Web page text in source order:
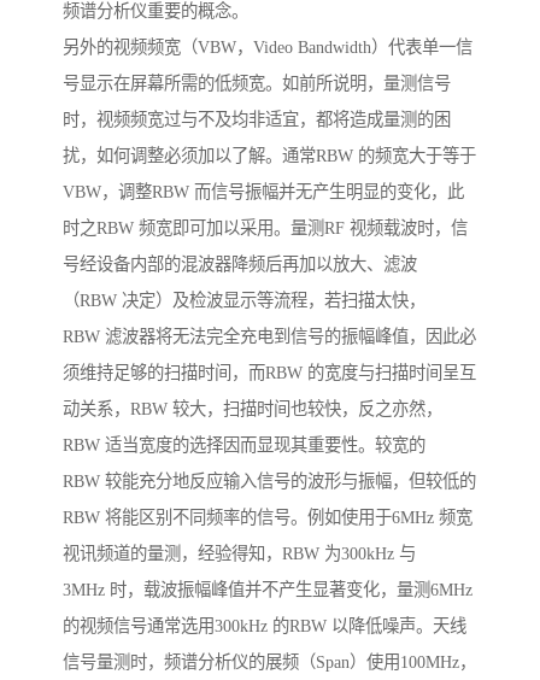
频谱分析仪重要的概念。
另外的视频频宽（VBW，Video Bandwidth）代表单一信
号显示在屏幕所需的低频宽。如前所说明，量测信号
时，视频频宽过与不及均非适宜，都将造成量测的困
扰，如何调整必须加以了解。通常RBW 的频宽大于等于
VBW，调整RBW 而信号振幅并无产生明显的变化，此
时之RBW 频宽即可加以采用。量测RF 视频载波时，信
号经设备内部的混波器降频后再加以放大、滤波
（RBW 决定）及检波显示等流程，若扫描太快，
RBW 滤波器将无法完全充电到信号的振幅峰值，因此必
须维持足够的扫描时间，而RBW 的宽度与扫描时间呈互
动关系，RBW 较大，扫描时间也较快，反之亦然，
RBW 适当宽度的选择因而显现其重要性。较宽的
RBW 较能充分地反应输入信号的波形与振幅，但较低的
RBW 将能区别不同频率的信号。例如使用于6MHz 频宽
视讯频道的量测，经验得知，RBW 为300kHz 与
3MHz 时，载波振幅峰值并不产生显著变化，量测6MHz
的视频信号通常选用300kHz 的RBW 以降低噪声。天线
信号量测时，频谱分析仪的展频（Span）使用100MHz，